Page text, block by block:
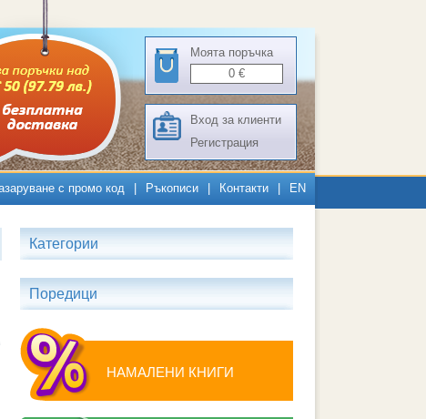
Моята поръчка
0 €
Вход за клиенти
Регистрация
с промо код Ръкописи Контакти EN
Категории
Поредици
НАМАЛЕНИ КНИГИ